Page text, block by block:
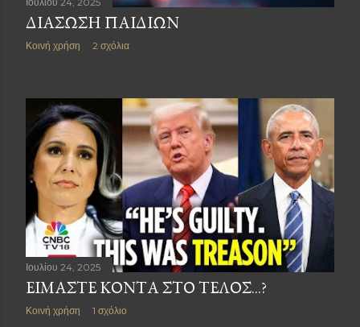
ΔΙΑΣΩΣΗ ΠΑΙΔΙΩΝ
Κοινή χρήση 2 σχόλια
Ιουλίου 24, 2025
ΕΙΜΑΣΤΕ ΚΟΝΤΑ ΣΤΟ ΤΕΛΟΣ...?
Κοινή χρήση 1 σχόλιο